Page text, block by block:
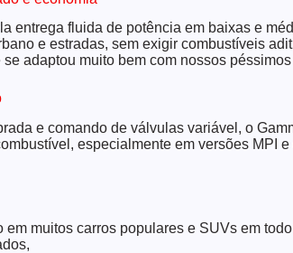
entrega fluida de potência em baixas e
e estradas, sem exigir combustíveis
adaptou muito bem com nossos
e comando de válvulas variável, o
especialmente em versões MPI
em muitos carros populares e SUVs em